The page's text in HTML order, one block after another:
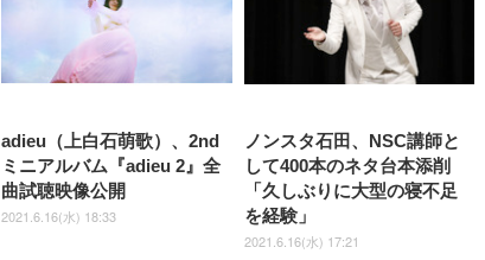
adieu（上白石萌歌）、2nd
ミニアルバム『adieu 2』全
曲試聴映像公開
2021.6.16(水) 18:33
ノンスタ石田、NSC講師と
して400本のネタ台本添削
「久しぶりに大型の寝不足
を経験」
2021.6.16(水) 17:21